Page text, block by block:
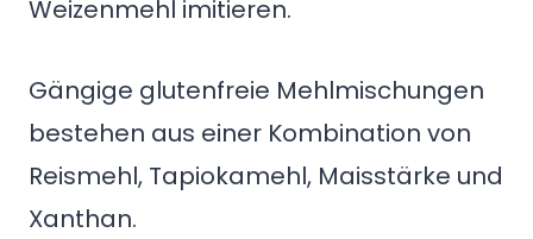
Weizenmehl imitieren.
Gängige glutenfreie Mehlmischungen
bestehen aus einer Kombination von
Reismehl, Tapiokamehl, Maisstärke und
Xanthan.